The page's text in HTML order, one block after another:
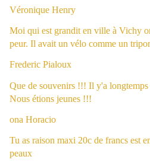
Véronique Henry
Moi qui est grandit en ville à Vichy
peur. Il avait un vélo comme un
Frederic Pialoux
Que de souvenirs !!! Il y'a
Nous étions jeunes !!!
ona Horacio
Tu as raison maxi 20c de francs est
peaux